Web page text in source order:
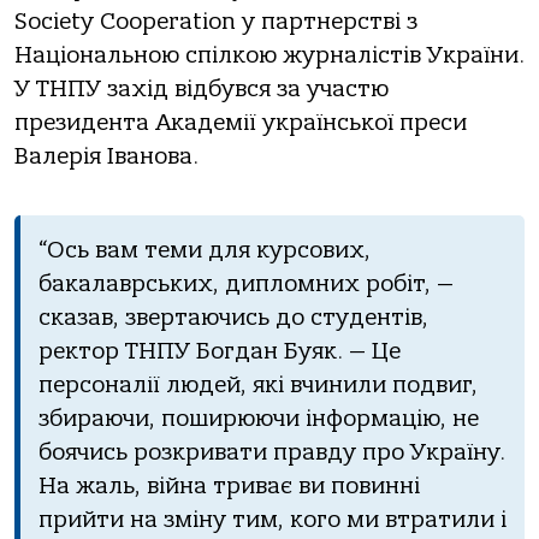
Society Cooperation у партнерстві з
Національною спілкою журналістів України.
У ТНПУ захід відбувся за участю
президента Академії української преси
Валерія Іванова.
“Ось вам теми для курсових,
бакалаврських, дипломних робіт, —
сказав, звертаючись до студентів,
ректор ТНПУ Богдан Буяк. — Це
персоналії людей, які вчинили подвиг,
збираючи, поширюючи інформацію, не
боячись розкривати правду про Україну.
На жаль, війна триває ви повинні
прийти на зміну тим, кого ми втратили і